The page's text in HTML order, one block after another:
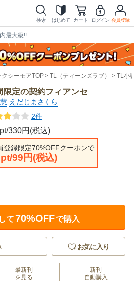
検索 はじめて カート ログイン 会員登録
最大級!!
シーモアTOP TL（ティーンズラブ） TL小
限定の契約フィアンセ
えだじまさくら
2件
330円(税込)
登録限定70%OFFクーポンで
99円(税込)
て70%OFFで購入
お気に入り
最新刊
を見る
新刊
自動購入